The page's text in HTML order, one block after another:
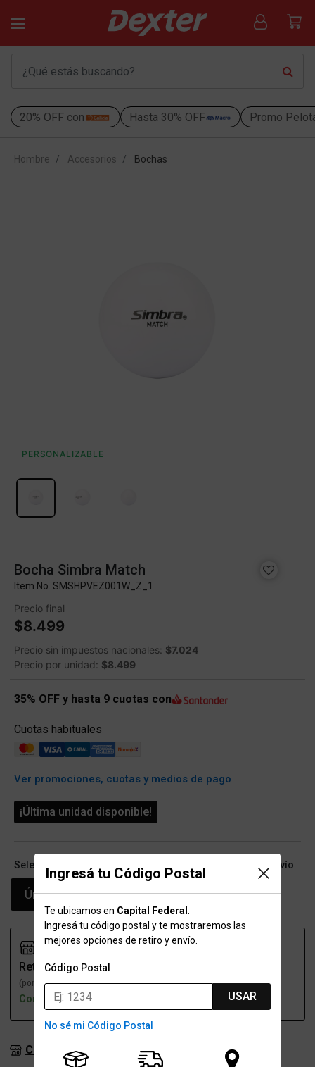
20% OFF con Hasta 30% OFF Promo
Ingresá tu Código Postal
Te ubicamos en Capital Federal
Ingresá tu código postal y te mostraremos las
mejores opciones de retiro y envío.
Código Postal
USAR
No sé mi Código Postal
Hombre Accesorios Bochas
PERSONALIZABLE
Bocha Simbra Match
Item No. SMSHPVEZ001W_Z_1
Precio final
$8.499
Precio sin impuestos nacionales: $7.024
Precio por unidad: $8.499
35% OFF y hasta 9 cuotas con
Cuotas habituales
Ver promociones, cuotas y medios de pago
¡Última unidad disponible!
Seleccioná talle (ARG) y conocé las opciones de retiro/envío
Único
Retiro
(por una sucursal)
Con stock
(a domicilio)
Consultar stock en sucursales